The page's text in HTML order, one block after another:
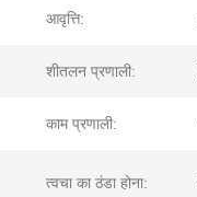
आवृत्ति:
शीतलन प्रणाली:
काम प्रणाली:
त्वचा का ठंडा होना: